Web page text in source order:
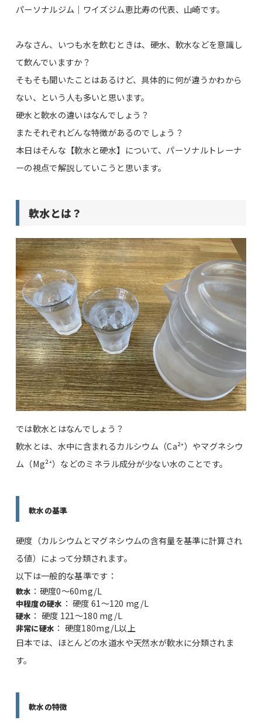
パーソナルジム｜ワイズジム恵比寿の代表、山崎です。
みなさん、いつも水を飲むときは、硬水、軟水などを意識し
て飲んでいますか？
そもそも聞いたことはあるけど、具体的に何が違うかわから
ない、という人も多いと思います。
硬水と軟水の違いはなんでしょう？
またそれぞれどんな特徴があるのでしょう？
本日はそんな【軟水と硬水】について、パーソナルトレーナ
ーの視点で解説していこうと思います。
軟水とは？
では軟水とはなんでしょう？
軟水とは、水中に含まれるカルシウム（Ca²⁺）やマグネシウ
ム（Mg²⁺）などのミネラル成分が少ない水のことです。
軟水の基準
硬度（カルシウムとマグネシウムの含有量を基準に計算され
る値）によって分類されます。
以下は一般的な基準です：
軟水 ：硬度0～60mg/L
中程度の硬水 ： 硬度 61～120 mg/L
硬水 ： 硬度 121～180 mg/L
非常に硬水 ： 硬度180mg/L以上
日本では、ほとんどの水道水や天然水が軟水に分類されま
す。
軟水の特徴